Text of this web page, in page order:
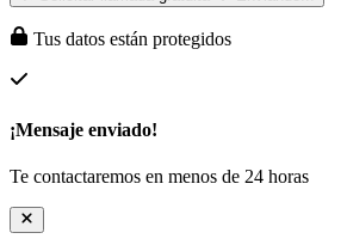
Tus datos están protegidos
¡Mensaje enviado!
Te contactaremos en menos de 24 horas